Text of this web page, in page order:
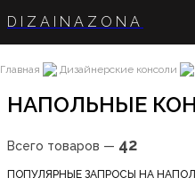
DIZAINAZONA
Главная Дизайнерские консоли
НАПОЛЬНЫЕ
Всего товаров — 42
ПОПУЛЯРНЫЕ ЗАПРОСЫ НА